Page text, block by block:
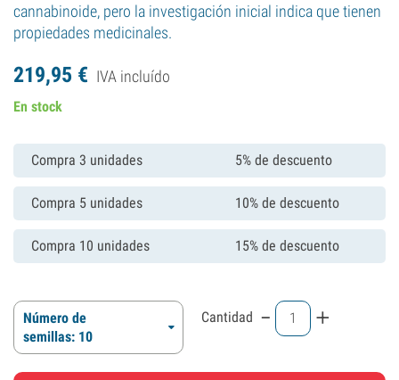
cannabinoide, pero la investigación inicial indica que tienen
propiedades medicinales.
219,95 € IVA incluído
En stock
Compra 3 unidades 5% de descuento
Compra 5 unidades 10% de descuento
Compra 10 unidades 15% de descuento
Número de
semillas: 10
Cantidad - +